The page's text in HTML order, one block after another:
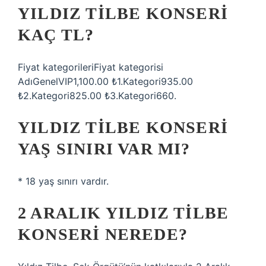
YILDIZ TILBE KONSERI
KAÇ TL?
Fiyat kategorileriFiyat kategorisi
AdıGenelVIP1,100.00 ₺1.Kategori935.00
₺2.Kategori825.00 ₺3.Kategori660.
YILDIZ TILBE KONSERI
YAŞ SINIRI VAR MI?
* 18 yaş sınırı vardır.
2 ARALIK YILDIZ TILBE
KONSERI NEREDE?